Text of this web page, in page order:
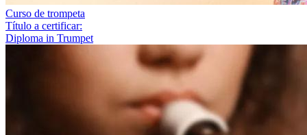
Curso de trompeta
Título a certificar:
Diploma in Trumpet